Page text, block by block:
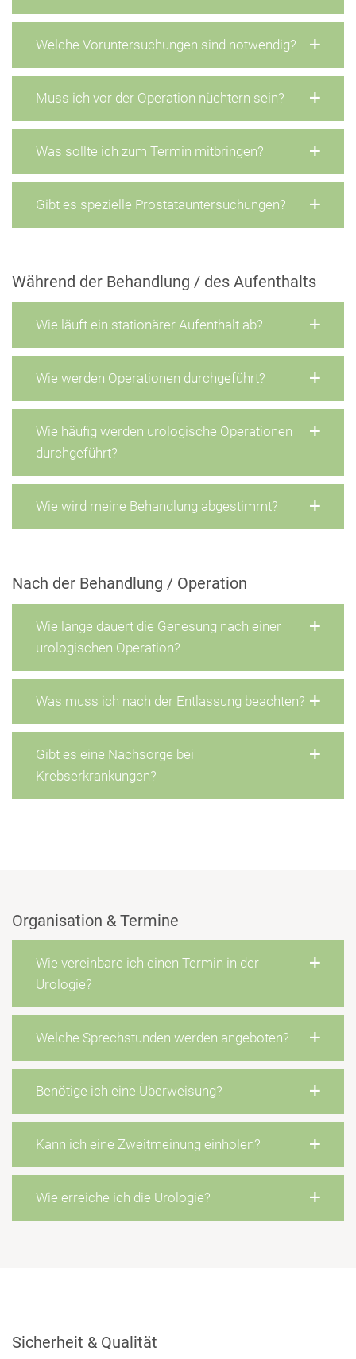
Welche Voruntersuchungen sind notwendig?
Muss ich vor der Operation nüchtern sein?
Was sollte ich zum Termin mitbringen?
Gibt es spezielle Prostatauntersuchungen?
Während der Behandlung / des Aufenthalts
Wie läuft ein stationärer Aufenthalt ab?
Wie werden Operationen durchgeführt?
Wie häufig werden urologische Operationen
durchgeführt?
Wie wird meine Behandlung abgestimmt?
Nach der Behandlung / Operation
Wie lange dauert die Genesung nach einer
urologischen Operation?
Was muss ich nach der Entlassung beachten?
Gibt es eine Nachsorge bei
Krebserkrankungen?
Organisation & Termine
Wie vereinbare ich einen Termin in der
Urologie?
Welche Sprechstunden werden angeboten?
Benötige ich eine Überweisung?
Kann ich eine Zweitmeinung einholen?
Wie erreiche ich die Urologie?
Sicherheit & Qualität